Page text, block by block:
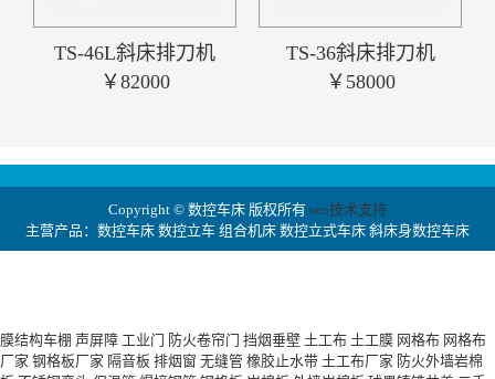
TS-46L斜床排刀机
￥82000
TS-36斜床排刀机
￥58000
Copyright © 数控车床 版权所有 seo技术支持
主营产品：数控车床 数控立车 组合机床 数控立式车床 斜床身数控车床
膜结构车棚 声屏障 工业门 防火卷帘门 挡烟垂壁 土工布 土工膜 网格布 网格布
厂家 钢格板厂家 隔音板 排烟窗 无缝管 橡胶止水带 土工布厂家 防火外墙岩棉